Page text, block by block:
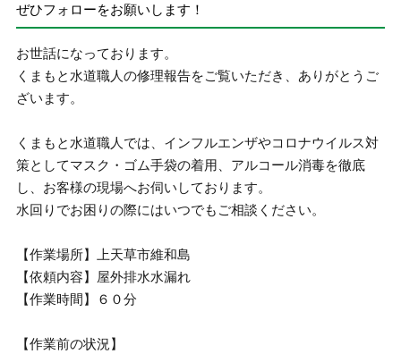
ぜひフォローをお願いします！
お世話になっております。
くまもと水道職人の修理報告をご覧いただき、ありがとうご
ざいます。
くまもと水道職人では、インフルエンザやコロナウイルス対
策としてマスク・ゴム手袋の着用、アルコール消毒を徹底
し、お客様の現場へお伺いしております。
水回りでお困りの際にはいつでもご相談ください。
【作業場所】上天草市維和島
【依頼内容】屋外排水水漏れ
【作業時間】６０分
【作業前の状況】